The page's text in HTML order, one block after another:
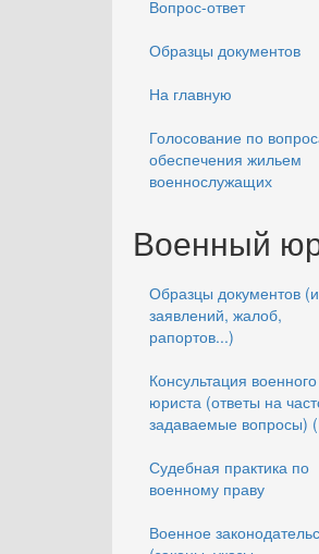
Вопрос-ответ
Образцы документов
На главную
Голосование по
обеспечения жильем
военнослужащих
Военный
Образцы документов
заявлений, жалоб,
рапортов...)
Консультация военного
юриста (ответы на
задаваемые вопросы)
Судебная практика по
военному праву
Военное